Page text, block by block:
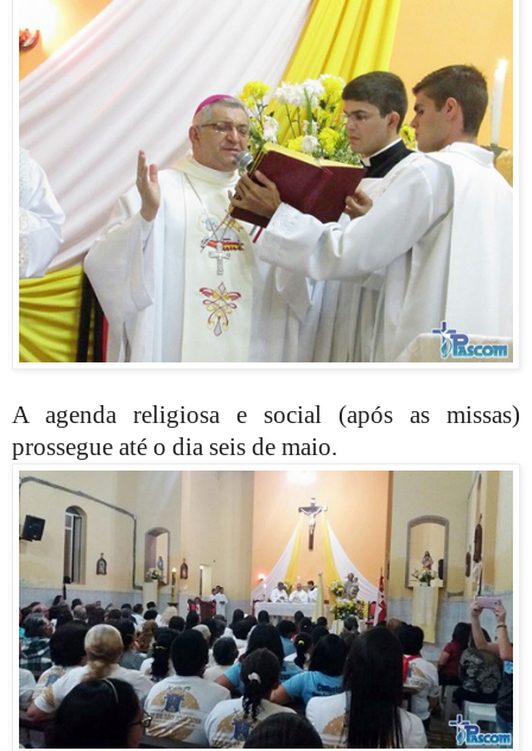
A agenda religiosa e social (após as missas)
prossegue até o dia seis de maio.